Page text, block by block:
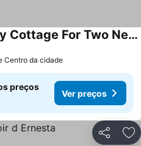
Passy Mont Blanc Cozy Cottage For Two New Ranking 2
Centro da cidade
preços
Ver preços
Partilhar